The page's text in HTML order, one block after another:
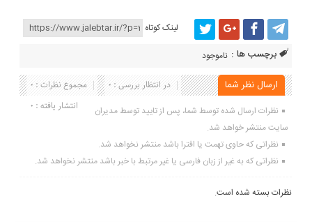
لینک کوتاه
برچسب ها : ناموجود
ارسال نظر شما مجموع نظرات : 0
در انتظار بررسی : 0
انتشار یافته : 0
نظرات ارسال شده توسط شما، پس از تایید توسط مدیران
سایت منتشر خواهد شد.
نظراتی که حاوی تهمت یا افترا باشد منتشر نخواهد شد.
نظراتی که به غیر از زبان فارسی یا غیر مرتبط با خبر باشد منتشر نخواهد شد.
نظرات بسته شده است.